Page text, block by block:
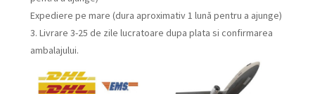
Expediere pe mare (dura aproximativ 1 lună pentru a ajunge)
3. Livrare 3-25 de zile lucratoare dupa plata si confirmarea
ambalajului.